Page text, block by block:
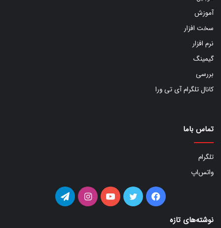
آموزش
سخت افزار
نرم افزار
گیمینگ
بررسی
کانال تلگرام آی تی ورا
تماس باما
تلگرام
واتس‌اپ
فیس توییتر یوتیوب اینستاگرامتلگرام
نوشته‌های تازه